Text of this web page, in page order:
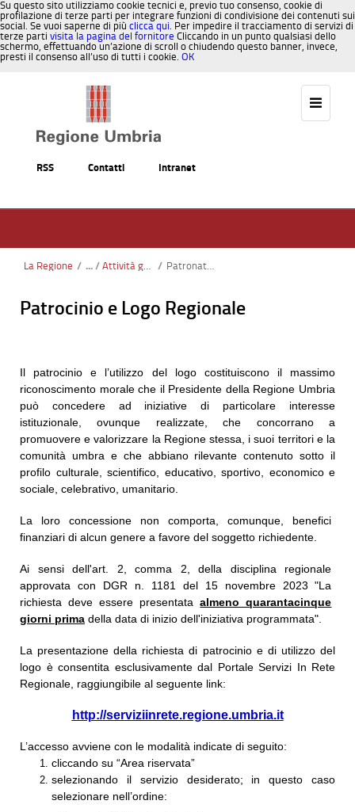
Su questo sito utilizziamo cookie tecnici e, previo tuo consenso, cookie di
profilazione di terze parti per integrare funzioni di condivisione dei contenuti sui
social. Se vuoi saperne di più clicca qui. Per impedire il tracciamento di servizi di
terze parti visita la pagina del fornitore Cliccando in un punto qualsiasi dello
schermo, effettuando un’azione di scroll o chiudendo questo banner, invece,
presti il consenso all’uso di tutti i cookie. OK
RSS Contatti Intranet
La Regione / Attività generali / Patronato, patrocinio e logo regionale
Patrocinio e Logo Regionale
Il patrocinio e l’utilizzo del logo costituiscono il massimo
riconoscimento morale che il Presidente della Regione Umbria
può concedere ad iniziative di particolare interesse
istituzionale, ovunque realizzate, che concorrano a
promuovere e valorizzare la Regione stessa, i suoi territori e la
comunità umbra e che abbiano rilevante contenuto sotto il
profilo culturale, scientifico, educativo, sportivo, economico e
sociale, celebrativo, umanitario.
La loro concessione non comporta, comunque, benefici
finanziari di alcun genere a favore del soggetto richiedente.
Ai sensi dell'art. 2, comma 2, della disciplina regionale
approvata con DGR n. 1181 del 15 novembre 2023 "La
richiesta deve essere presentataalmeno quarantacinque
giorni prima della data di inizio dell'iniziativa programmata".
La presentazione della richiesta di patrocinio e di utilizzo del
logo è consentita esclusivamente dal Portale Servizi In Rete
Regionale, raggiungibile al seguente link:
http://serviziinrete.regione.umbria.it
L’accesso avviene con le modalità indicate di seguito:
cliccando su “Area riservata”
selezionando il servizio desiderato; in questo caso
selezionare nell’ordine: